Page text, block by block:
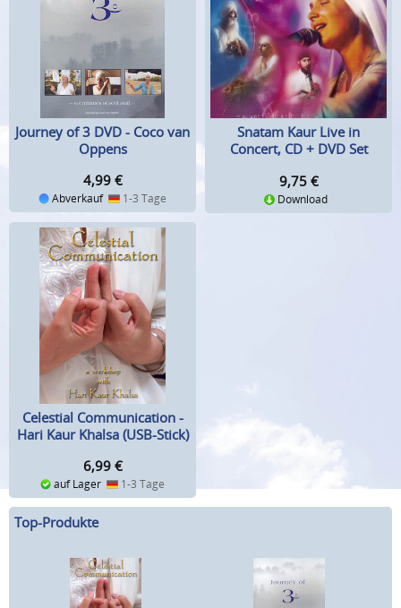
Journey of 3 DVD - Coco van
Oppens
4,99 €
Abverkauf 1-3 Tage
Snatam Kaur Live in
Concert, CD + DVD Set
9,75 €
Download
Celestial Communication -
Hari Kaur Khalsa (USB-Stick)
6,99 €
auf Lager 1-3 Tage
Top-Produkte